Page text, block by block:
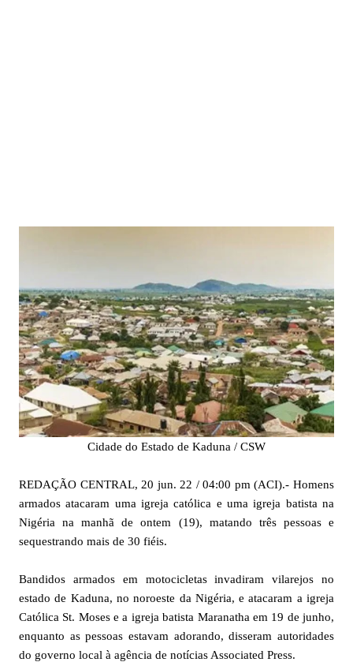
Cidade do Estado de Kaduna / CSW
REDAÇÃO CENTRAL, 20 jun. 22 / 04:00 pm (ACI).- Homens
armados atacaram uma igreja católica e uma igreja batista na
Nigéria na manhã de ontem (19), matando três pessoas e
sequestrando mais de 30 fiéis.
Bandidos armados em motocicletas invadiram vilarejos no
estado de Kaduna, no noroeste da Nigéria, e atacaram a igreja
Católica St. Moses e a igreja batista Maranatha em 19 de junho,
enquanto as pessoas estavam adorando, disseram autoridades
do governo local à agência de notícias Associated Press.